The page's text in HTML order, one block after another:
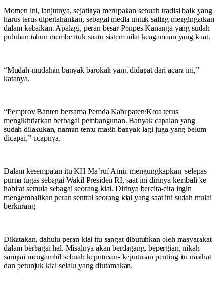
Momen ini, lanjutnya, sejatinya merupakan sebuah tradisi baik yang
harus terus dipertahankan, sebagai media untuk saling mengingatkan
dalam kebaikan. Apalagi, peran besar Ponpes Kananga yang sudah
puluhan tahun membentuk suatu sistem nilai keagamaan yang kuat.
“Mudah-mudahan banyak barokah yang didapat dari acara ini,”
katanya.
“Pemprov Banten bersama Pemda Kabupaten/Kota terus
mengikhtiarkan berbagai pembangunan. Banyak capaian yang
sudah dilakukan, namun tentu masih banyak lagi juga yang belum
dicapai,” ucapnya.
Dalam kesempatan itu KH Ma’ruf Amin mengungkapkan, selepas
purna tugas sebagai Wakil Presiden RI, saat ini dirinya kembali ke
habitat semula sebagai seorang kiai. Dirinya bercita-cita ingin
mengembalikan peran sentral seorang kiai yang saat ini sudah mulai
berkurang.
Dikatakan, dahulu peran kiai itu sangat dibutuhkan oleh masyarakat
dalam berbagai hal. Misalnya akan berdagang, bepergian, nikah
sampai mengambil sebuah keputusan- keputusan penting itu nasihat
dan petunjuk kiai selalu yang diutamakan.